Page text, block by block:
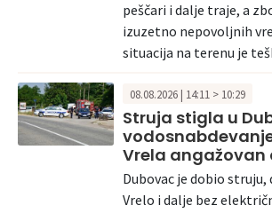
peščari i dalje traje, a
izuzetno nepovoljnih
situacija na terenu je
08.08.2026 | 14:11 > 10:29
Struja stigla u
Vrela
Dubovac je dobio struju,
Vrelo i dalje bez